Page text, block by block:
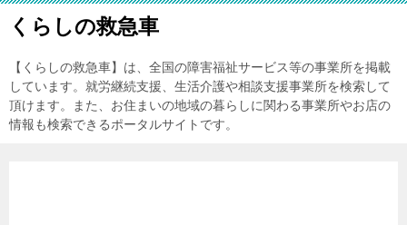
くらしの救急車
【くらしの救急車】は、全国の障害福祉サービス等の事業所を掲載
しています。就労継続支援、生活介護や相談支援事業所を検索して
頂けます。また、お住まいの地域の暮らしに関わる事業所やお店の
情報も検索できるポータルサイトです。